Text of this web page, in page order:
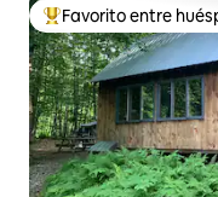
De los mejores en
Favorito entre